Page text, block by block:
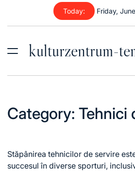
content
Today: Friday,
kulturzentrum-
Category: Tehnici
Stăpânirea tehnicilor de servire
succesul în diverse sporturi,